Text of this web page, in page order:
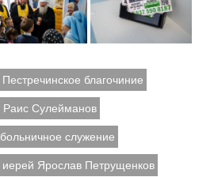
Пестречинское благочиние
Раис Сулейманов
больничное служение
иерей Ярослав Петрущенков